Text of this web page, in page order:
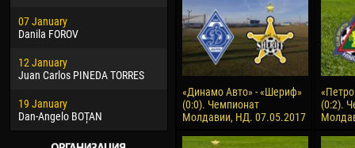
07 January
Danila FOROV
12 January
Juan Carlos PINEDA TORRES
19 January
Dan-Angelo BOȚAN
22 March
Samba KONÉ
26 March
Vitor Hugo Morais de OLIVEIRA
28 March
Raí LOPES DE OLIVEIRA
10
15
Ivan
17
Jair
«Динамо Авто» - «Шериф»
(0:0). Чемпионат
Молдавии, НД. 07.05.2017
(0:2).